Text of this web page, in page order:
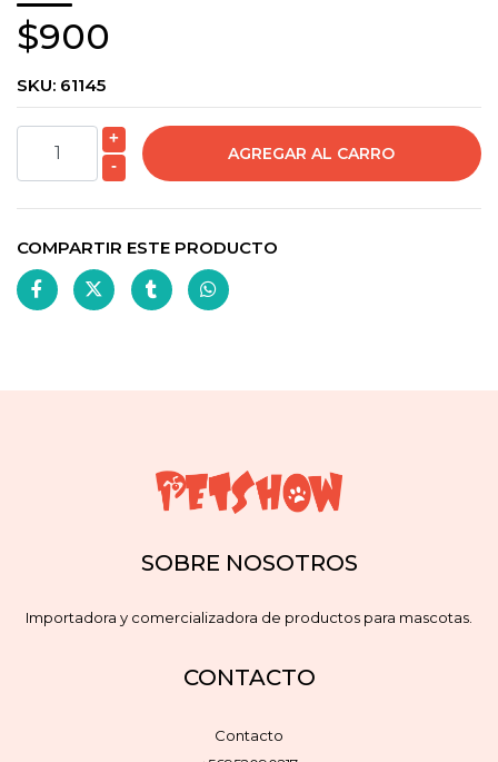
$900
SKU: 61145
+
-
COMPARTIR ESTE PRODUCTO
SOBRE NOSOTROS
Importadora y comercializadora de productos para mascotas.
CONTACTO
Contacto